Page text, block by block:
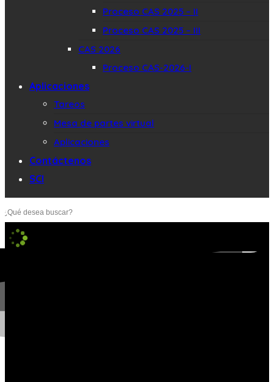
Proceso CAS 2025 – II
Proceso CAS 2025 – III
CAS 2026
Proceso CAS-2026-I
Aplicaciones
Tareos
Mesa de partes virtual
Aplicaciones
Contáctenos
SCI